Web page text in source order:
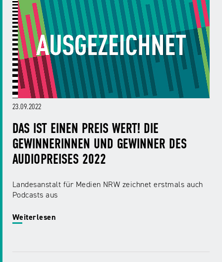
23.09.2022
DAS IST EINEN PREIS WERT! DIE
GEWINNERINNEN UND GEWINNER DES
AUDIOPREISES 2022
Landesanstalt für Medien NRW zeichnet erstmals auch
Podcasts aus
Weiterlesen